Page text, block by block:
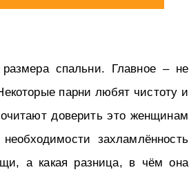
спальни. Главное – не
парни любят чистоту и
доверить это женщинам
захламлённость
а какая разница, в чём она